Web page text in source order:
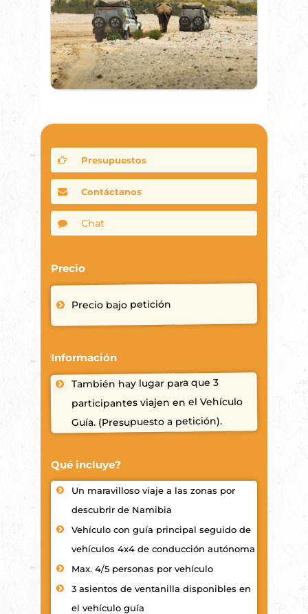
Presupuestos
Contáctanos
Chat
Precio
Precio bajo petición
Información
También hay lugar para que 3
participantes viajen en el Vehículo
Guía. (Presupuesto a petición).
Qué incluye?
Un maravilloso viaje a las zonas por
descubrir de Namibia
Vehículo con guía principal seguido de
vehículos 4x4 de conducción autónoma
Max. 4/5 personas por vehículo
3 asientos de ventanilla disponibles en
el vehículo guía